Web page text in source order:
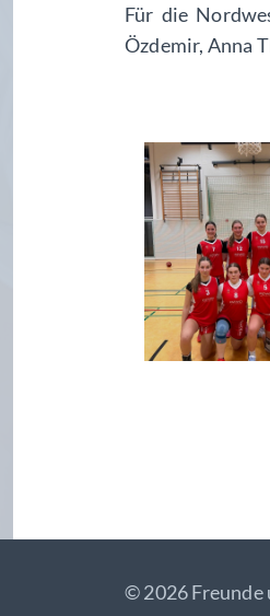
Für die
Özdemir, Anna
© 2026 Freunde